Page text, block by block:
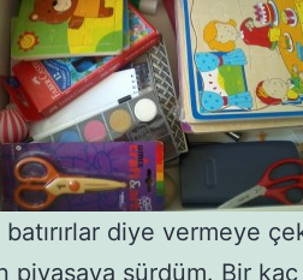
diye vermeye
piyasaya sürdüm. Bir